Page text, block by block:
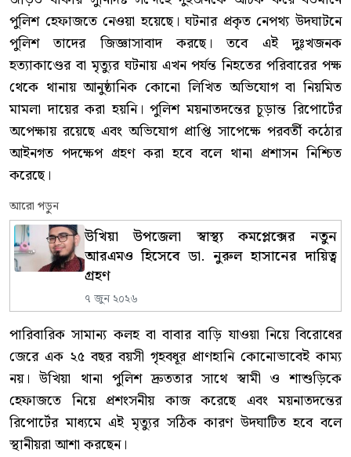
পুলিশ হেফাজতে নেওয়া হয়েছে। ঘটনার প্রকৃত নেপথ্য উদঘাটনে
পুলিশ তাদের জিজ্ঞাসাবাদ করছে। তবে এই দুঃখজনক
হত্যাকাণ্ডের বা মৃত্যুর ঘটনায় এখন পর্যন্ত নিহতের পরিবারের পক্ষ
থেকে থানায় আনুষ্ঠানিক কোনো লিখিত অভিযোগ বা নিয়মিত
মামলা দায়ের করা হয়নি। পুলিশ ময়নাতদন্তের চূড়ান্ত রিপোর্টের
অপেক্ষায় রয়েছে এবং অভিযোগ প্রাপ্তি সাপেক্ষে পরবর্তী কঠোর
আইনগত পদক্ষেপ গ্রহণ করা হবে বলে থানা প্রশাসন নিশ্চিত
করেছে।
আরো পড়ুন
উখিয়া উপজেলা স্বাস্থ্য কমপ্লেক্সের নতুন
আরএমও হিসেবে ডা. নুরুল হাসানের দায়িত্ব
গ্রহণ
৭ জুন ২০২৬
পারিবারিক সামান্য কলহ বা বাবার বাড়ি যাওয়া নিয়ে বিরোধের
জেরে এক ২৫ বছর বয়সী গৃহবধূর প্রাণহানি কোনোভাবেই কাম্য
নয়। উখিয়া থানা পুলিশ দ্রুততার সাথে স্বামী ও শাশুড়িকে
হেফাজতে নিয়ে প্রশংসনীয় কাজ করেছে এবং ময়নাতদন্তের
রিপোর্টের মাধ্যমে এই মৃত্যুর সঠিক কারণ উদঘাটিত হবে বলে
স্থানীয়রা আশা করছেন।